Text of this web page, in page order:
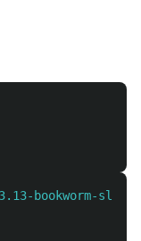
bookworm-slim